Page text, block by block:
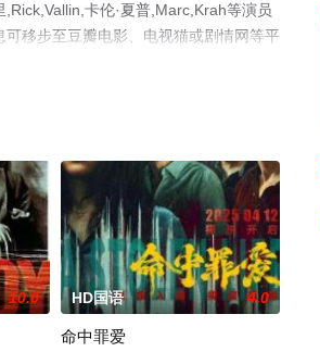
卡伦·夏普,Marc,Krah等演员
移步至豆瓣电影、电视猫或剧情网等平
10.0 HD国语 4.0
命中罪爱